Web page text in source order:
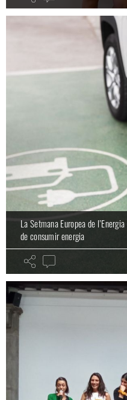
La Setmana Europea de
de consumir energia